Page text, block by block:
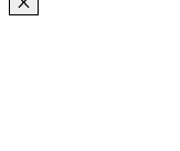
Schließen